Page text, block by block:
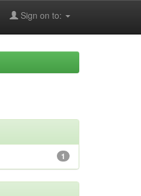
Sign on to:
1